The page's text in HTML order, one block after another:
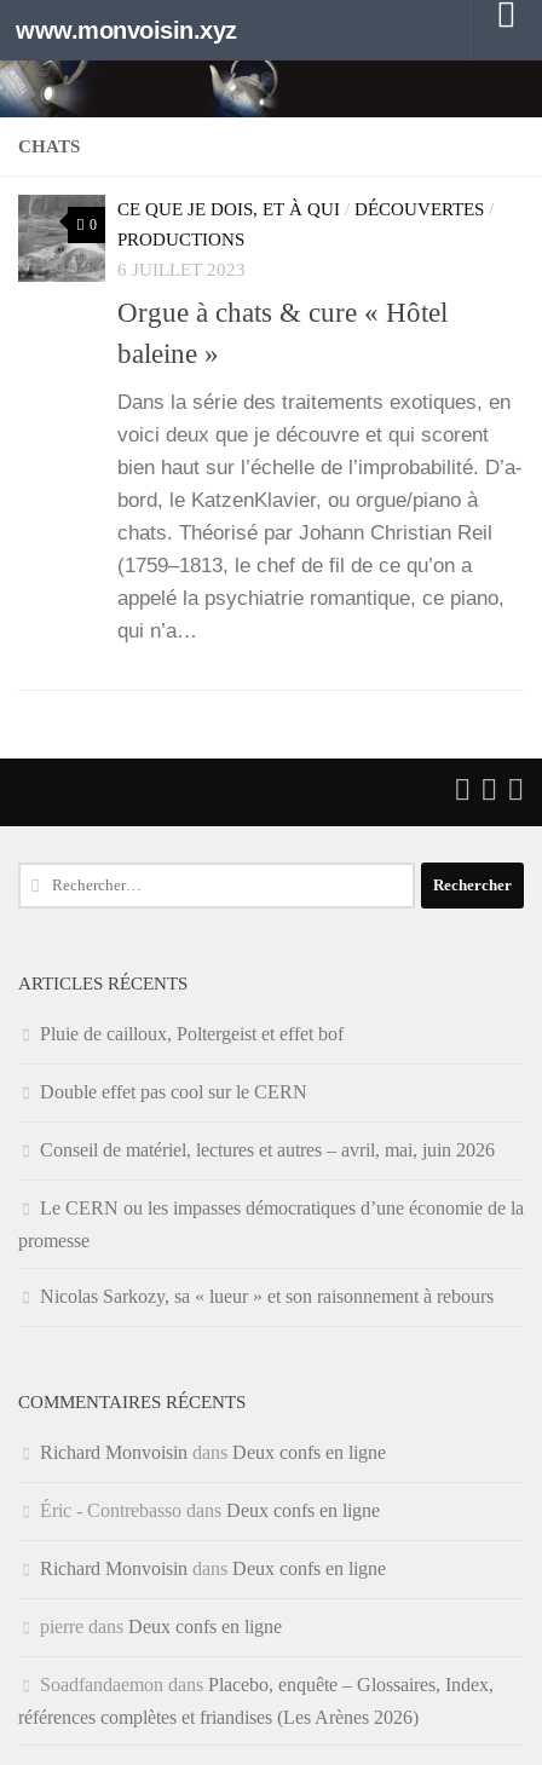
Au dessous du contenu
www.monvoisin.xyz
CHATS
0
CE QUE JE DOIS, ET À QUI / DÉCOUVERTES /
PRODUCTIONS
6 JUILLET 2023
Orgue à chats & cure « Hôtel
baleine »
Dans la série des trai­te­ments exo­tiques, en
voi­ci deux que je découvre et qui scorent
bien haut sur l’é­chelle de l’im­pro­ba­bi­li­té. D’a­
bord, le Kat­zenK­la­vier, ou orgue/piano à
chats. Théo­ri­sé par Johann Chris­tian Reil
(1759–1813, le chef de fil de ce qu’on a
appe­lé la psy­chia­trie roman­tique, ce pia­no,
qui n’a…
Rechercher :
ARTICLES RÉCENTS
Pluie de cailloux, Poltergeist et effet bof
Double effet pas cool sur le CERN
Conseil de matériel, lectures et autres – avril, mai, juin 2026
Le CERN ou les impasses démocratiques d’une économie de la
promesse
Nicolas Sarkozy, sa « lueur » et son raisonnement à rebours
COMMENTAIRES RÉCENTS
Richard Monvoisin dans Deux confs en ligne
Éric - Contrebasso dans Deux confs en ligne
Richard Monvoisin dans Deux confs en ligne
pierre dans Deux confs en ligne
Soadfandaemon dans Placebo, enquête – Glossaires, Index,
références complètes et friandises (Les Arènes 2026)